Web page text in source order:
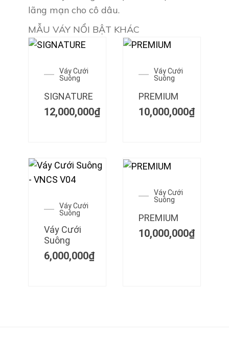
lãng mạn cho cô dâu.
MẪU VÁY NỔI BẬT KHÁC
Váy Cưới
Suông
SIGNATURE
12,000,000₫
Váy Cưới
Suông
PREMIUM
10,000,000₫
Váy Cưới
Suông
Váy Cưới
Suông
6,000,000₫
Váy Cưới
Suông
PREMIUM
10,000,000₫